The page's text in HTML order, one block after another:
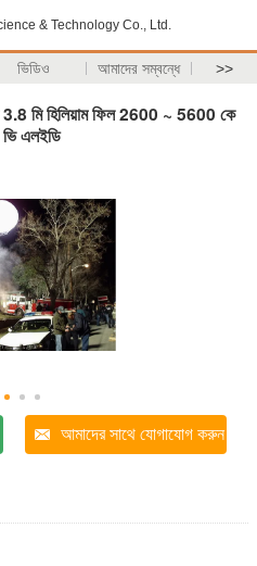
& Technology Co., Ltd.
ভিডিও আমাদের সম্বন্ধে >>
মি হিলিয়াম ফিল 2600 ~ 5600 কে
এলইডি
আমাদের সাথে যোগাযোগ করুন